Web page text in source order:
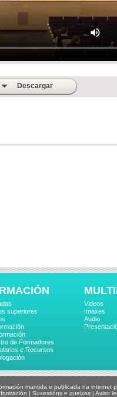
Descargar
superiores
de Formadores
e Recursos
Videos
Imaxes
Audio
mantida e publicada na internet
| Suxestións e queixas | Aviso